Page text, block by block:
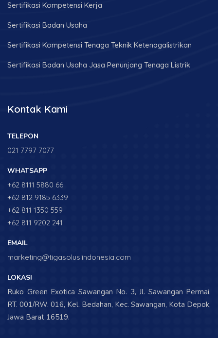
Sertifikasi Kompetensi Kerja
Sertifikasi Badan Usaha
Sertifikasi Kompetensi Tenaga Teknik Ketenagalistrikan
Sertifikasi Badan Usaha Jasa Penunjang Tenaga Listrik
Kontak Kami
TELEPON
021 7797 7077
WHATSAPP
+62 8111 5880 66
+62 812 9185 6339
+62 811 1350 559
+62 811 9202 241
EMAIL
marketing@tigasolusiindonesia.com
LOKASI
Ruko Green Exotica Sawangan No. 3, Jl. Sawangan Permai,
RT. 001/RW. 016, Kel. Bedahan, Kec. Sawangan, Kota Depok,
Jawa Barat 16519.